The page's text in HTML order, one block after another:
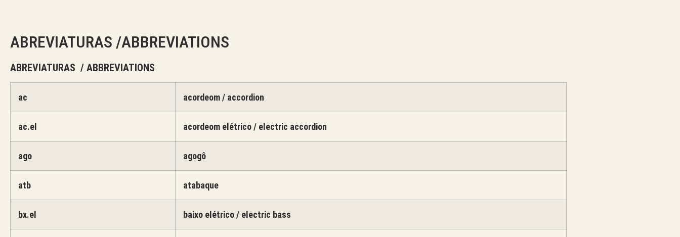
ABREVIATURAS /ABBREVIATIONS
ABREVIATURAS / ABBREVIATIONS
ac acordeom / accordion
ac.el acordeom elétrico / electric accordion
ago agogô
atb atabaque
bx.el baixo elétrico / electric bass